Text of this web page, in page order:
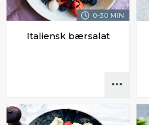
0-30 MIN.
Italiensk bærsalat